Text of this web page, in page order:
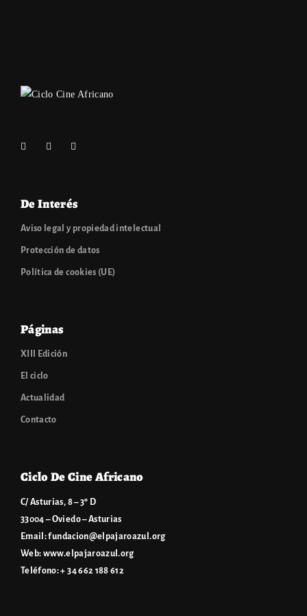
De Interés
Aviso legal y propiedad intelectual
Protección de datos
Política de cookies (UE)
Páginas
XIII Edición
El ciclo
Actualidad
Contacto
Ciclo De Cine Africano
C/ Asturias, 8 – 3º D
33004 – Oviedo – Asturias
Email:fundacion@elpajaroazul.org
Web: www.elpajaroazul.org
Teléfono: + 34 662 188 612